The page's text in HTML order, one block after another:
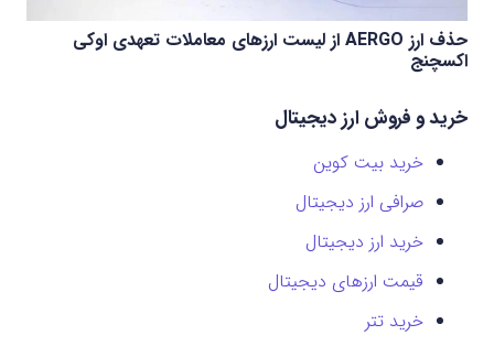
حذف ارز AERGO از لیست ارزهای معاملات تعهدی اوکی
اکسچنج
خرید و فروش ارز دیجیتال
خرید بیت کوین
صرافی ارز دیجیتال
خرید ارز دیجیتال
قیمت ارزهای دیجیتال
خرید تتر